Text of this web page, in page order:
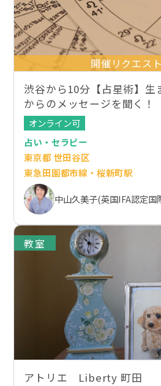
開催リクエス
渋谷から10分【占星術】生
からのメッセージを聞く！
オンライン可
占い・セラピー
東京都 世田谷区
東急田園都市線・桜新町駅
中山久美子(英国IFA認定国
教室
アトリエ Liberty 町田